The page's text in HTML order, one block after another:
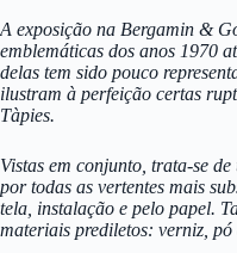
A exposição na Bergamin &
emblemáticas dos anos 1970
delas tem sido pouco
ilustram à perfeição certas
Tàpies.
Vistas em conjunto, trata-se
por todas as vertentes mais
tela, instalação e pelo papel.
materiais prediletos: verniz,